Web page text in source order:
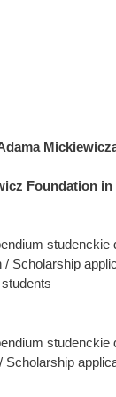
Foundation in
studenckie
/ Scholarship
studenckie
Scholarship